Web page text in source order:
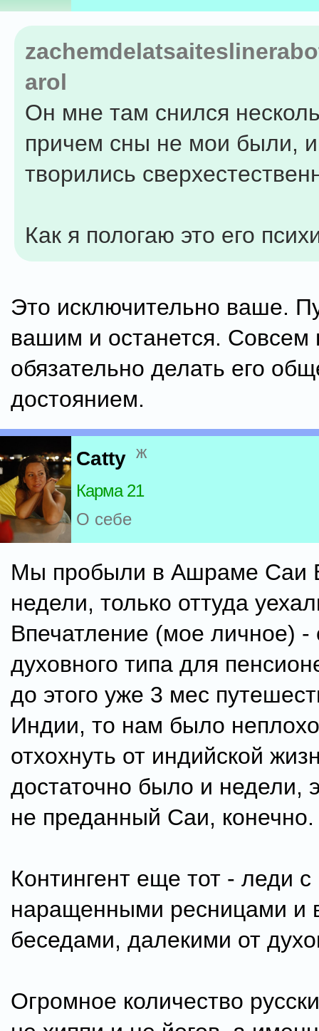
arol
Он мне там снился
причем сны не мои были,
творились
Как я пологаю это его
Это исключительно ваше.
вашим и останется. Совсем
обязательно делать его
достоянием.
Catty ж
Карма 21
О себе
Мы пробыли в Ашраме Саи
недели, только оттуда
Впечатление (мое личное) -
духовного типа для
до этого уже 3 мес
Индии, то нам было
отхохнуть от индийской
достаточно было и недели,
не преданный Саи, конечно.
Контингент еще тот - леди с
наращенными ресницами и
беседами, далекими от
Огромное количество